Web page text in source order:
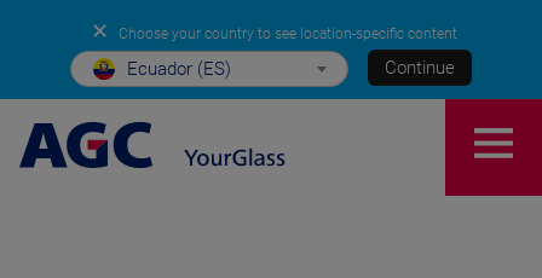
✕ Choose your country to see location-specific content
Ecuador (ES) Continue